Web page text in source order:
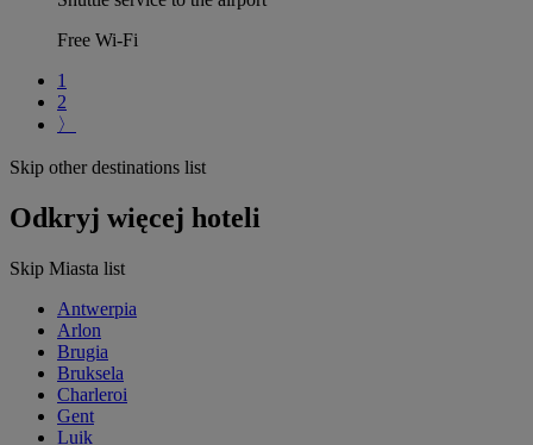
Free Wi-Fi
1
2
〉
Skip other destinations list
Odkryj więcej hoteli
Skip Miasta list
Antwerpia
Arlon
Brugia
Bruksela
Charleroi
Gent
Luik